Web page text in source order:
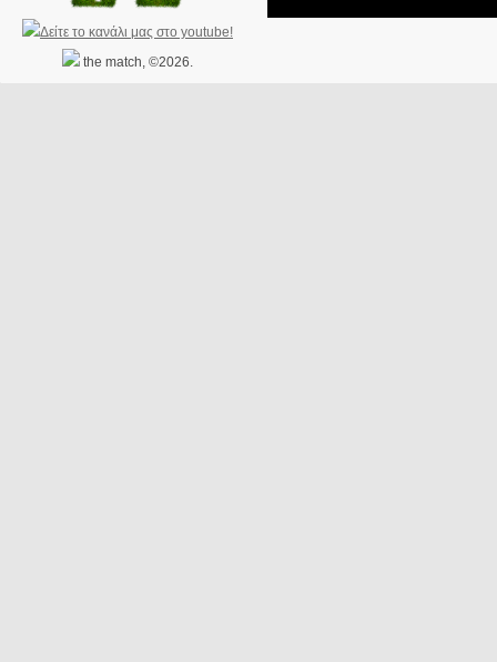
the match, ©2026.